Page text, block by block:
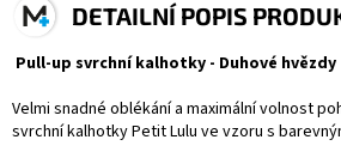
DETAILNÍ POPIS
Pull-up svrchní kalhotky - Duhové hvězdy
Velmi snadné oblékání a maximální volnost
svrchní kalhotky Petit Lulu ve vzoru s